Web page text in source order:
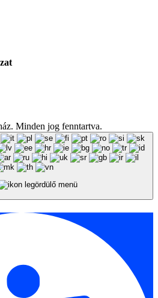
Minden jog fenntartva.